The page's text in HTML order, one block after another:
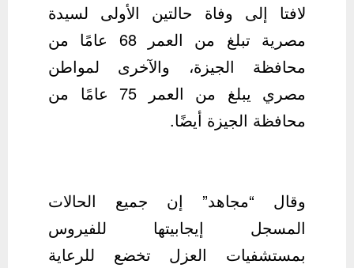
لافتا إلى وفاة حالتين الأولى لسيدة
مصرية تبلغ من العمر 68 عامًا من
محافظة الجيزة، والآخرى لمواطن
مصري يبلغ من العمر 75 عامًا من
محافظة الجيزة أيضًا.
وقال “مجاهد” إن جميع الحالات
المسجل إيجابيتها للفيروس
بمستشفيات العزل تخضع للرعاية